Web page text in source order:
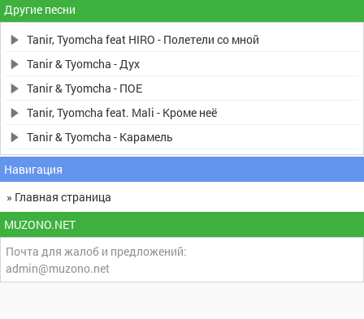
Другие песни
Tanir, Tyomcha feat HIRO - Полетели со мной
Tanir & Tyomcha - Дух
Tanir & Tyomcha - ПОЕ
Tanir, Tyomcha feat. Mali - Кроме неё
Tanir & Tyomcha - Карамель
Навигация
» Главная страница
MUZONO.NET
Почта для жалоб и предложений:
admin@muzono.net